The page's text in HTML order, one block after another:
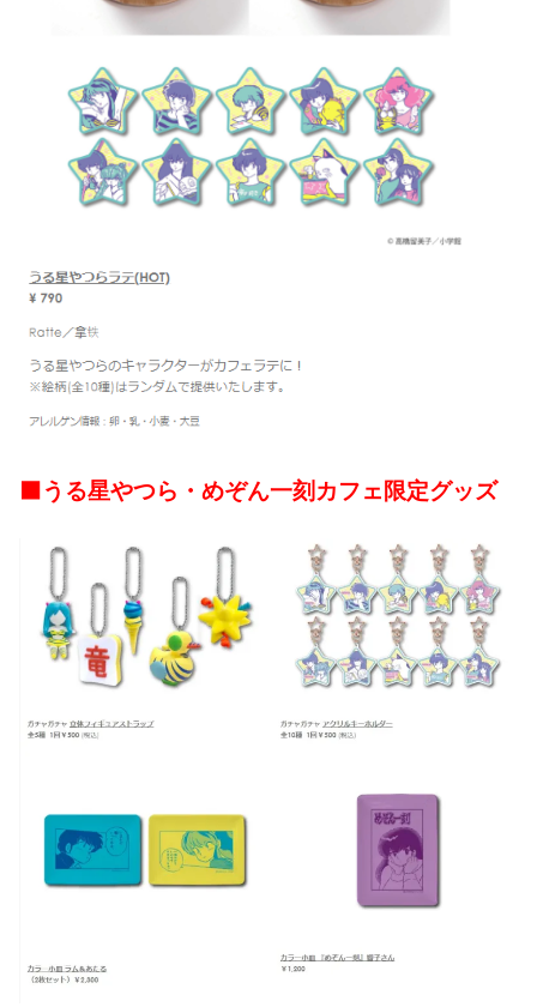
⬛うる星やつら・めぞん一刻カフェ限定グッズ